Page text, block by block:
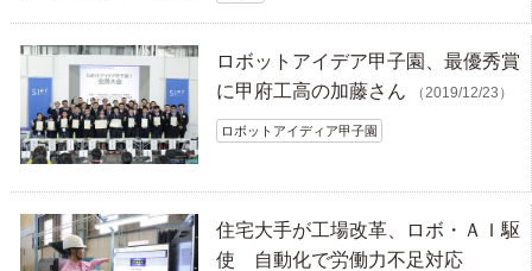
ロボットアイデア甲子園、最優秀賞
に甲府工高の加藤さん
（2019/12/23）
ロボットアイディア甲子園
住宅大手が工場改革、ロボ・ＡＩ駆
使 自動化で労働力不足対応